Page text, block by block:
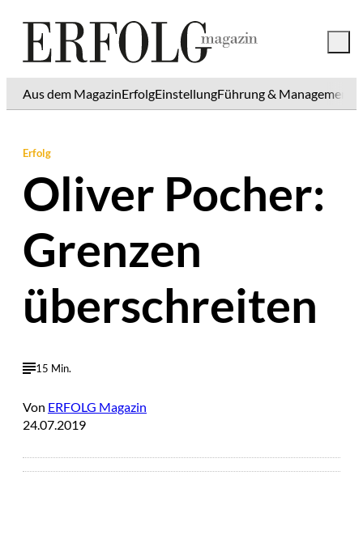
Aus dem MagazinErfolgEinstellungFührung & Management
Erfolg
Oliver Pocher:
Grenzen
überschreiten
15 Min.
Von ERFOLG Magazin
24.07.2019